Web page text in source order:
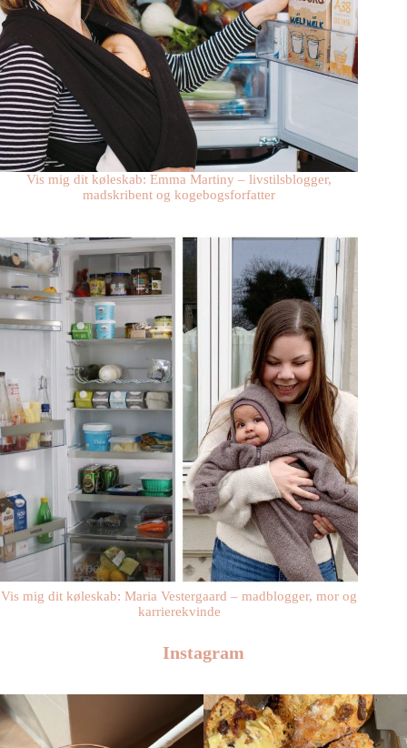
Vis mig dit køleskab: Emma Martiny – livstilsblogger,
madskribent og kogebogsforfatter
Vis mig dit køleskab: Maria Vestergaard – madblogger, mor og
karrierekvinde
Instagram